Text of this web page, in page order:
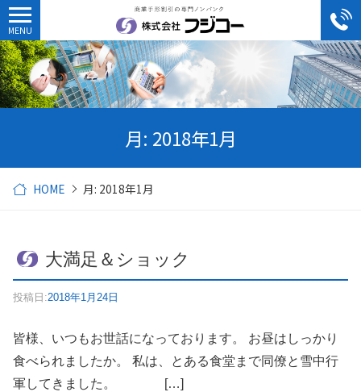
月: 2018年1月
HOME 月: 2018年1月
大満足＆ショック
投稿日:2018年1月24日
皆様、いつもお世話になっております。 お昼はしっかり
食べられましたか。 私は、とある食堂まで同僚と雪中行
軍してきました。 […]